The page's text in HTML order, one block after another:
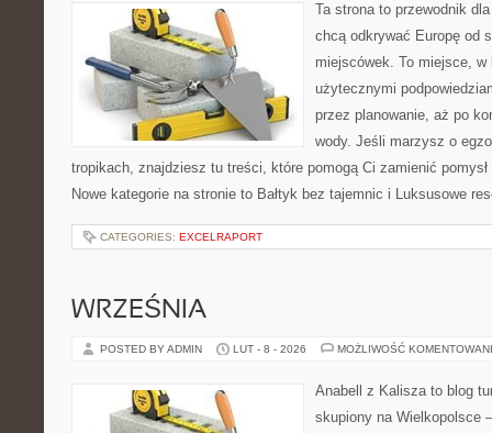
Ta strona to przewodnik
chcą odkrywać Europę od
miejscówek. To miejsce,
użytecznymi
przez planowanie, aż po
wody. Jeśli marzysz o
tropikach, znajdziesz tu treści, które pomogą Ci zamienić
Nowe kategorie na stronie to Bałtyk bez tajemnic i Luksusowe
CATEGORIES: EXCELRAPORT
WRZEŚNIA
POSTED BY ADMIN LUT - 8 - 2026 MOŻLIWOŚĆ
Anabell z Kalisza to blog
skupiony na Wielkopolsce